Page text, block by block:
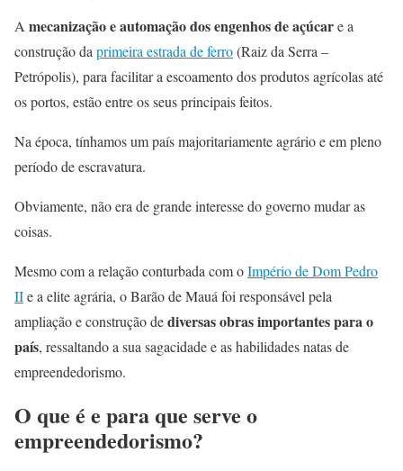
A mecanização e automação dos engenhos de açúcare a
construção da primeira estrada de ferro(Raiz da Serra –
Petrópolis), para facilitar a escoamento dos produtos agrícolas até
os portos, estão entre os seus principais feitos.
Na época, tínhamos um país majoritariamente agrário e em pleno
período de escravatura.
Obviamente, não era de grande interesse do governo mudar as
coisas.
Mesmo com a relação conturbada com oImpério de Dom Pedro
IIe a elite agrária, o Barão de Mauá foi responsável pela
ampliação e construção dediversas obras importantes para o
país, ressaltando a sua sagacidade e as habilidades natas de
empreendedorismo.
O que é e para que serve o
empreendedorismo?